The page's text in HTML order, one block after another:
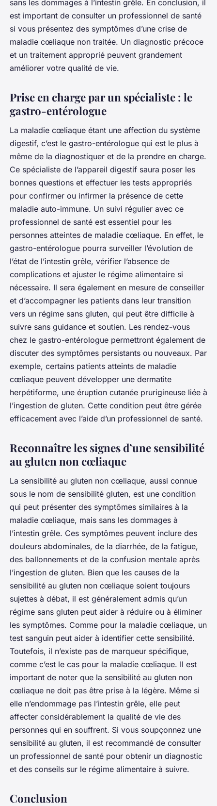
sans les dommages à l’intestin grêle. En conclusion, il
est important de consulter un professionnel de santé
si vous présentez des symptômes d’une crise de
maladie cœliaque non traitée. Un diagnostic précoce
et un traitement approprié peuvent grandement
améliorer votre qualité de vie.
Prise en charge par un spécialiste : le
gastro-entérologue
La maladie cœliaque étant une affection du système
digestif, c’est le gastro-entérologue qui est le plus à
même de la diagnostiquer et de la prendre en charge.
Ce spécialiste de l’appareil digestif saura poser les
bonnes questions et effectuer les tests appropriés
pour confirmer ou infirmer la présence de cette
maladie auto-immune. Un suivi régulier avec ce
professionnel de santé est essentiel pour les
personnes atteintes de maladie cœliaque. En effet, le
gastro-entérologue pourra surveiller l’évolution de
l’état de l’intestin grêle, vérifier l’absence de
complications et ajuster le régime alimentaire si
nécessaire. Il sera également en mesure de conseiller
et d’accompagner les patients dans leur transition
vers un régime sans gluten, qui peut être difficile à
suivre sans guidance et soutien. Les rendez-vous
chez le gastro-entérologue permettront également de
discuter des symptômes persistants ou nouveaux. Par
exemple, certains patients atteints de maladie
cœliaque peuvent développer une dermatite
herpétiforme, une éruption cutanée prurigineuse liée à
l’ingestion de gluten. Cette condition peut être gérée
efficacement avec l’aide d’un professionnel de santé.
Reconnaître les signes d’une sensibilité
au gluten non cœliaque
La sensibilité au gluten non cœliaque, aussi connue
sous le nom de sensibilité gluten, est une condition
qui peut présenter des symptômes similaires à la
maladie cœliaque, mais sans les dommages à
l’intestin grêle. Ces symptômes peuvent inclure des
douleurs abdominales, de la diarrhée, de la fatigue,
des ballonnements et de la confusion mentale après
l’ingestion de gluten. Bien que les causes de la
sensibilité au gluten non cœliaque soient toujours
sujettes à débat, il est généralement admis qu’un
régime sans gluten peut aider à réduire ou à éliminer
les symptômes. Comme pour la maladie cœliaque, un
test sanguin peut aider à identifier cette sensibilité.
Toutefois, il n’existe pas de marqueur spécifique,
comme c’est le cas pour la maladie cœliaque. Il est
important de noter que la sensibilité au gluten non
cœliaque ne doit pas être prise à la légère. Même si
elle n’endommage pas l’intestin grêle, elle peut
affecter considérablement la qualité de vie des
personnes qui en souffrent. Si vous soupçonnez une
sensibilité au gluten, il est recommandé de consulter
un professionnel de santé pour obtenir un diagnostic
et des conseils sur le régime alimentaire à suivre.
Conclusion